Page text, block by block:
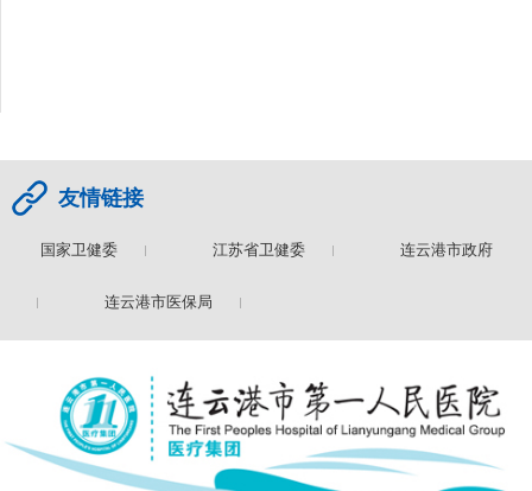
友情链接
国家卫健委 江苏省卫健委 连云港市政府
连云港市医保局